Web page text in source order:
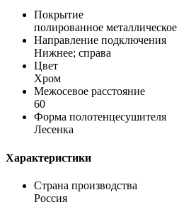
Покрытие
полированное металлическое
Направление подключения
Нижнее; справа
Цвет
Хром
Межосевое расстояние
60
Форма полотенцесушителя
Лесенка
Характеристики
Страна производства
Россия